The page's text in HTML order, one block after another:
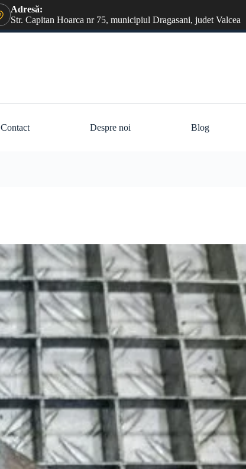
Adresă:
Str. Capitan Hoarca nr 75, municipiul Dragasani, judet Valcea
Contact Despre noi Blog